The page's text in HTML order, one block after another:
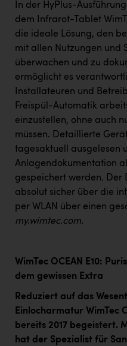
In der HyPlus-Ausführung
dem Infrarot-Tablet
die ideale Lösung, den
mit allen Nutzungen und
überwachen und zu
ermöglicht es
Installateuren und
Freispül-Automatik
einzustellen, ohne auch
müssen. Detaillierte
tagesaktuell ausgelesen
Anlagendokumentation
gespeichert werden. Der
absolut sicher über die
per WLAN über einen
my.wimtec.com.
WimTec OCEAN E10:
dem gewissen Extra
Reduziert auf das
Einlocharmatur WimTec
bereits 2017 begeistert.
hat der Spezialist für